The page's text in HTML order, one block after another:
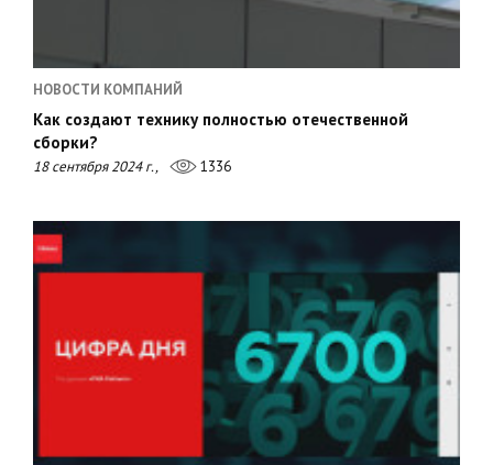
НОВОСТИ КОМПАНИЙ
Как создают технику полностью отечественной
сборки?
18 сентября 2024 г., 1336